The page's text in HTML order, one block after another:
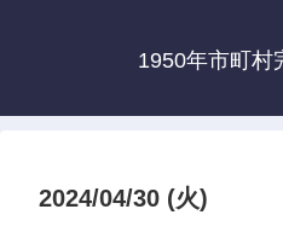
1950年市町村
2024/04/30 (火)